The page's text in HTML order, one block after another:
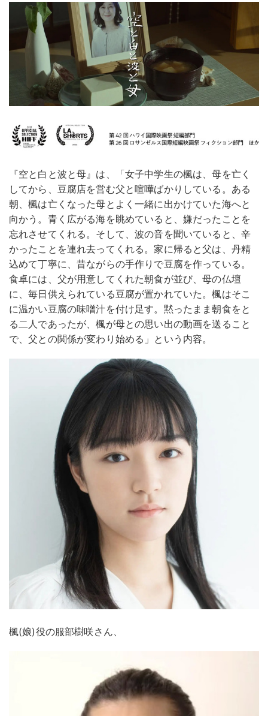
『空と白と波と母』は、「女子中学生の楓は、母を亡く
してから、豆腐店を営む父と喧嘩ばかりしている。ある
朝、楓は亡くなった母とよく一緒に出かけていた海へと
向かう。青く広がる海を眺めていると、嫌だったことを
忘れさせてくれる。そして、波の音を聞いていると、辛
かったことを連れ去ってくれる。家に帰ると父は、丹精
込めて丁寧に、昔ながらの手作りで豆腐を作っている。
食卓には、父が用意してくれた朝食が並び、母の仏壇
に、毎日供えられている豆腐が置かれていた。楓はそこ
に温かい豆腐の味噌汁を付け足す。黙ったまま朝食をと
る二人であったが、楓が母との思い出の動画を送ること
で、父との関係が変わり始める」という内容。
楓(娘)役の服部樹咲さん、